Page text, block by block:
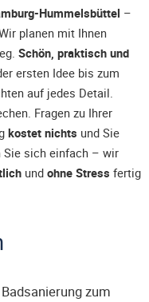
Hummelsbüttel –
planen mit Ihnen
Schön, praktisch und
ersten Idee bis zum
auf jedes Detail.
Fragen zu Ihrer
kostet nichts und Sie
Sie sich einfach – wir
und ohne Stress fertig
zum